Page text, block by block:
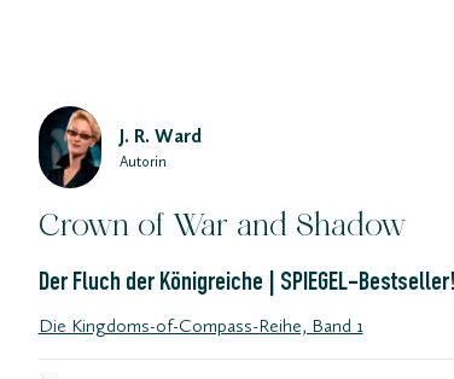
J. R. Ward
Autorin
Crown of War and Shadow
Der Fluch der Königreiche | SPIEGEL-
Die Kingdoms-of-Compass-Reihe, Band 1